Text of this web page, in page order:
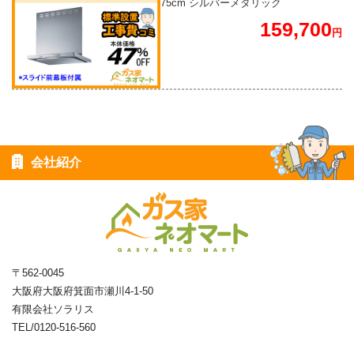
75cm シルバーメタリック
159,700 円
会社紹介
〒562-0045
大阪府大阪府箕面市瀬川4-1-50
有限会社ソラリス
TEL/0120-516-560